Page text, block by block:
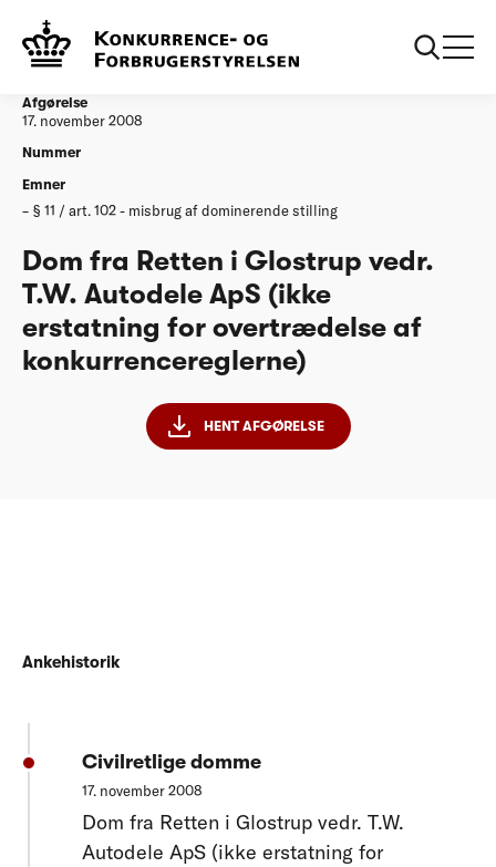
Afgørelser
Autodele ApS
Afgørelse
17. november 2008
Nummer
Emner
§ 11 / art. 102 - misbrug af dominerende stilling
Dom fra Retten i Glostrup vedr.
T.W. Autodele ApS (ikke
erstatning for overtrædelse af
konkurrencereglerne)
HENT AFGØRELSE
Ankehistorik
Civilretlige domme
17. november 2008
Dom fra Retten i Glostrup vedr. T.W.
Autodele ApS (ikke erstatning for